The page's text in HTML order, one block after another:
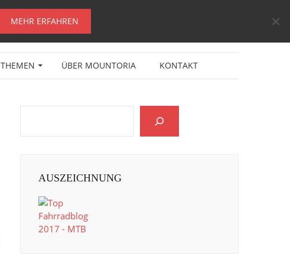
THEMEN ÜBER MOUNTORIA KONTAKT
AUSZEICHNUNG
MEHR ERFAHREN